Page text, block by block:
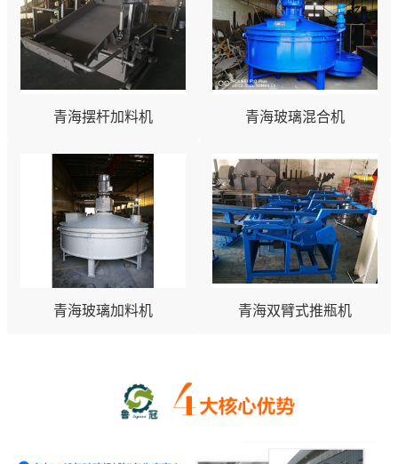
青海摆杆加料机 青海玻璃混合机
青海玻璃加料机 青海双臂式推瓶机